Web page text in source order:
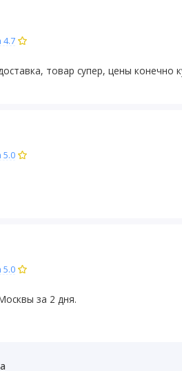
4.7
товар супер, цены конечно
5.0
5.0
за 2 дня.